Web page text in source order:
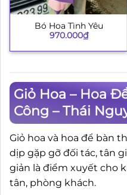
Bó Hoa Tình Yêu
970.000₫
Giỏ Hoa – Hoa
Công – Thái
Giỏ hoa và hoa để bàn
dịp gặp gỡ đối tác, tân
giản là điểm xuyết cho
tân, phòng khách.